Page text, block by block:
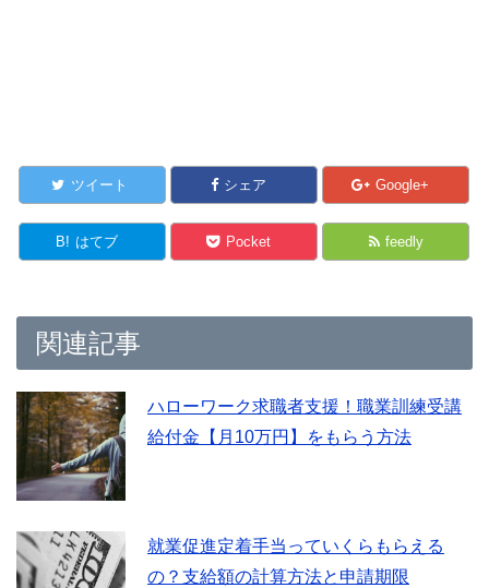
ツイート シェア Google+
B! はてブ Pocket feedly
関連記事
ハローワーク求職者支援！職業訓練受講
給付金【月10万円】をもらう方法
就業促進定着手当っていくらもらえる
の？支給額の計算方法と申請期限